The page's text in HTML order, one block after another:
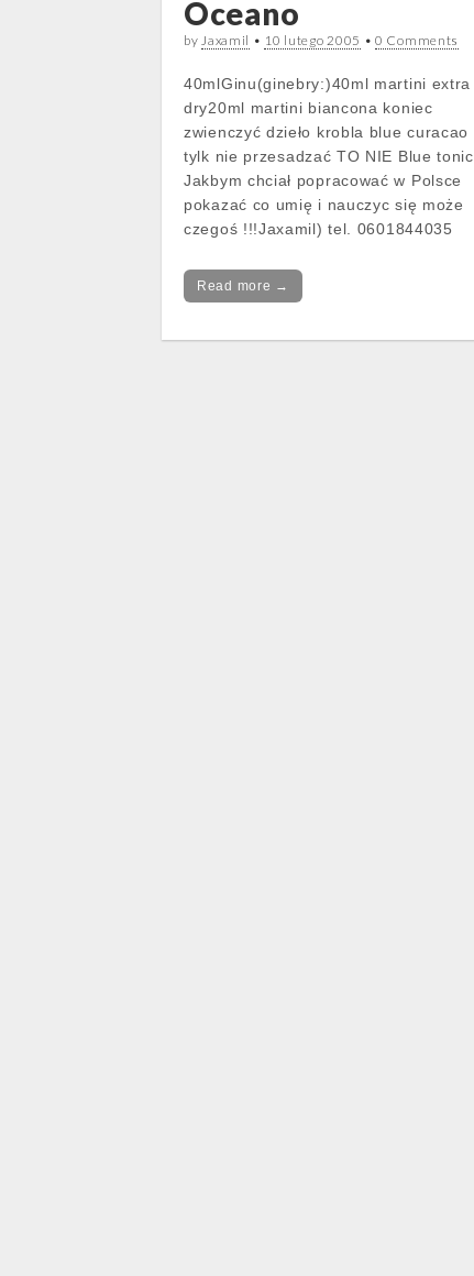
Oceano
byJaxamil • 10 lutego 2005 •0 Comments
40mlGinu(ginebry:)40ml martini extra
dry20ml martini biancona koniec
zwienczyć dzieło krobla blue curacao
tylk nie przesadzać TO NIE Blue tonic
Jakbym chciał popracować w Polsce
pokazać co umię i nauczyc się może
czegoś !!!Jaxamil) tel. 0601844035
Read more →